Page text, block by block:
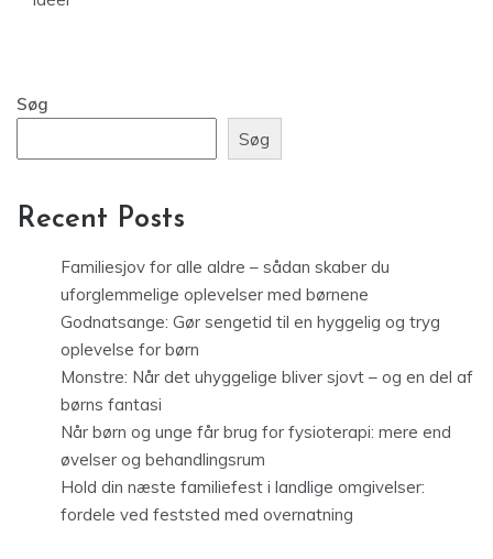
Søg
Søg
Recent Posts
Familiesjov for alle aldre – sådan skaber du
uforglemmelige oplevelser med børnene
Godnatsange: Gør sengetid til en hyggelig og tryg
oplevelse for børn
Monstre: Når det uhyggelige bliver sjovt – og en del af
børns fantasi
Når børn og unge får brug for fysioterapi: mere end
øvelser og behandlingsrum
Hold din næste familiefest i landlige omgivelser:
fordele ved feststed med overnatning